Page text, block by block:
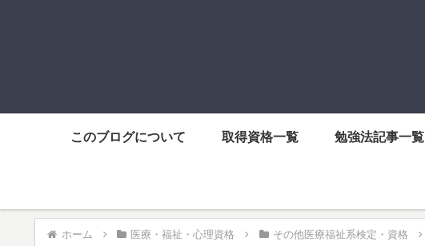
このブログについて 取得資格一覧 勉強法記事一覧
ホーム 医療・福祉・心理資格 その他医療福祉系検定・資格